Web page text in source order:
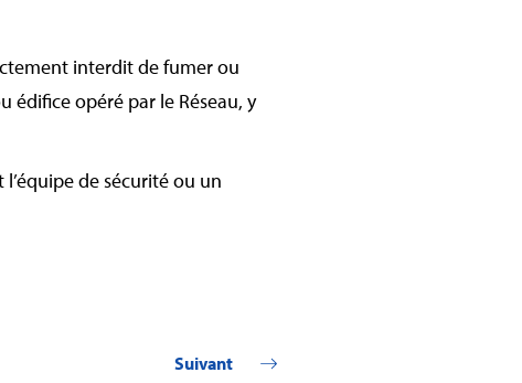
interdit de fumer ou
édifice opéré par le Réseau, y
de sécurité ou un
Suivant